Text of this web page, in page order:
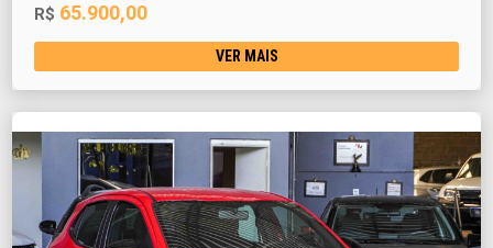
R$ 65.900,00
VER MAIS